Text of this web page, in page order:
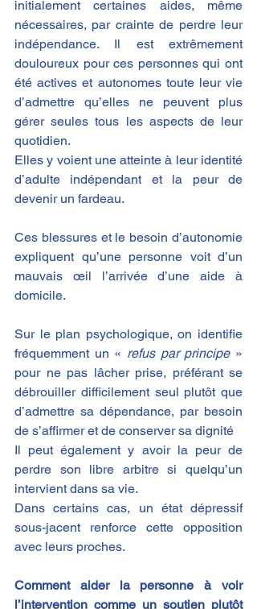
initialement certaines aides, même
nécessaires, par crainte de perdre leur
indépendance. Il est extrêmement
douloureux pour ces personnes qui ont
été actives et autonomes toute leur vie
d’admettre qu’elles ne peuvent plus
gérer seules tous les aspects de leur
quotidien​.​
Elles y voient une atteinte à leur identité
d’adulte indépendant et la peur de
devenir un fardeau.
Ces blessures et le besoin d’autonomie
expliquent qu’une personne voit d’un
mauvais œil l’arrivée d’une aide à
domicile.
Sur le plan psychologique, on identifie
fréquemment un « refus par principe »
pour ne pas lâcher prise, préférant se
débrouiller difficilement seul plutôt que
d’admettre sa dépendance, par besoin
de s’affirmer et de conserver sa dignité​
Il peut également y avoir la peur de
perdre son libre arbitre si quelqu’un
intervient dans sa vie​.
Dans certains cas, un état dépressif
sous-jacent renforce cette opposition
avec leurs proches.
Comment aider la personne à voir
l’intervention comme un soutien plutôt